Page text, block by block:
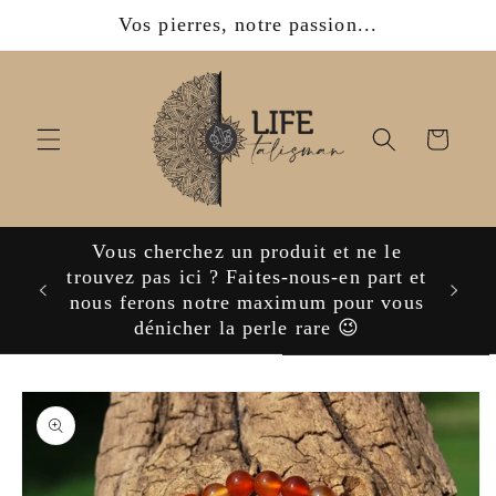
au
Vos pierres, notre passion...
Panier
Vous cherchez un produit et ne le
trouvez pas ici ? Faites-nous-en part et
nous ferons notre maximum pour vous
dénicher la perle rare 😉
Passer aux
informations
produits